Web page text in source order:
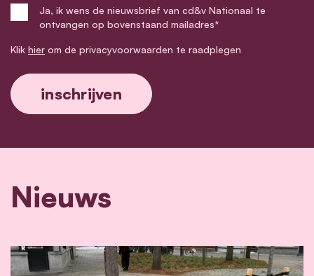
Ja, ik wens de nieuwsbrief van cd&v Nationaal te
ontvangen op bovenstaand mailadres*
Klik hier om de privacyvoorwaarden te raadplegen
Nieuws